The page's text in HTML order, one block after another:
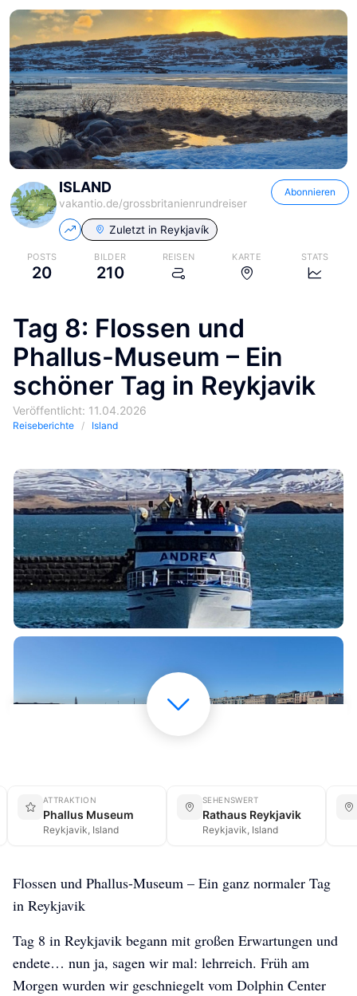
ISLAND
vakantio.de/grossbritanienrundreiser
Abonnieren
Zuletzt in Reykjavík
POSTS
20
BILDER
210
REISEN KARTE STATS
Tag 8: Flossen und
Phallus-Museum – Ein
schöner Tag in Reykjavik
Veröffentlicht: 11.04.2026
Reiseberichte Island
ATTRAKTION
Phallus Museum
Reykjavik, Island
SEHENSWERT
Rathaus Reykjavik
Reykjavik, Island
Flossen und Phallus-Museum – Ein ganz normaler Tag
in Reykjavik
Tag 8 in Reykjavik begann mit großen Erwartungen und
endete… nun ja, sagen wir mal: lehrreich. Früh am
Morgen wurden wir geschniegelt vom Dolphin Center